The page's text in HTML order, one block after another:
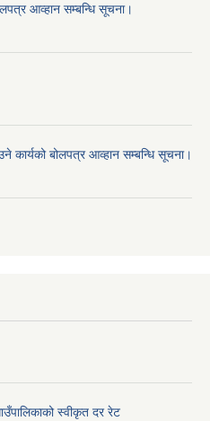
आव्हान सम्बन्धि सूचना।
कार्यको बोलपत्र आव्हान सम्बन्धि सूचना।
स्वीकृत दर रेट